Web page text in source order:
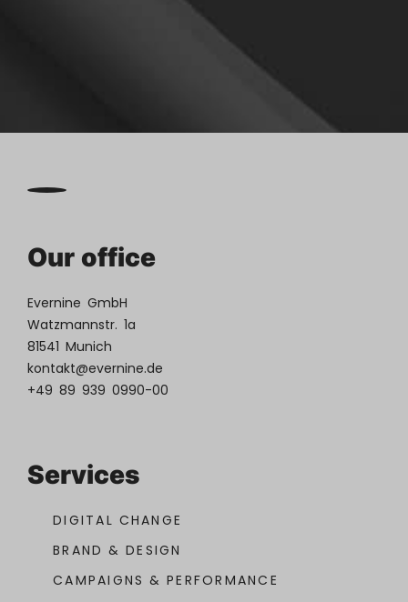
Contact
Our office
Evernine GmbH
Watzmannstr. 1a
81541 Munich
kontakt@evernine.de
+49 89 939 0990-00
Services
DIGITAL CHANGE
BRAND & DESIGN
CAMPAIGNS & PERFORMANCE